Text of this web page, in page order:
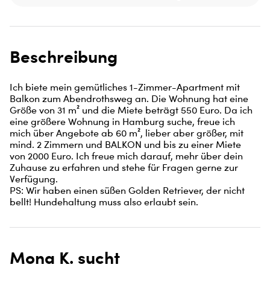
Beschreibung
Ich biete mein gemütliches 1-Zimmer-Apartment mit
Balkon zum Abendrothsweg an. Die Wohnung hat eine
Größe von 31 m² und die Miete beträgt 550 Euro. Da ich
eine größere Wohnung in Hamburg suche, freue ich
mich über Angebote ab 60 m², lieber aber größer, mit
mind. 2 Zimmern und BALKON und bis zu einer Miete
von 2000 Euro. Ich freue mich darauf, mehr über dein
Zuhause zu erfahren und stehe für Fragen gerne zur
Verfügung.
PS: Wir haben einen süßen Golden Retriever, der nicht
bellt! Hundehaltung muss also erlaubt sein.
Mona K. sucht